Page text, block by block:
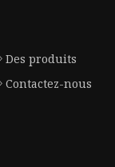
Des produits
Contactez-nous